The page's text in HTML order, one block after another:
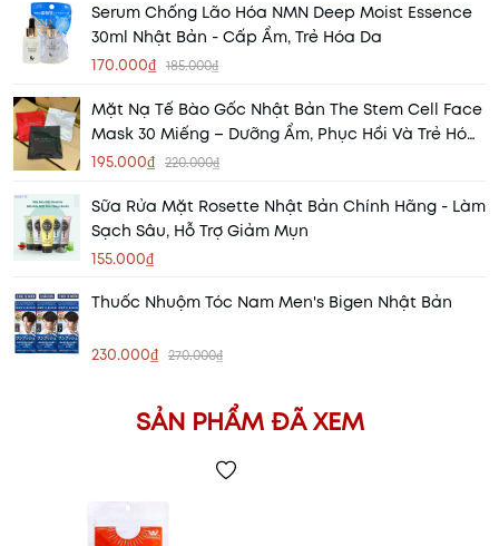
Serum Chống Lão Hóa NMN Deep Moist Essence
30ml Nhật Bản - Cấp Ẩm, Trẻ Hóa Da
170.000₫ 185.000₫
Mặt Nạ Tế Bào Gốc Nhật Bản The Stem Cell Face
Mask 30 Miếng – Dưỡng Ẩm, Phục Hồi Và Trẻ Hóa
Làn Da
195.000₫ 220.000₫
Sữa Rửa Mặt Rosette Nhật Bản Chính Hãng - Làm
Sạch Sâu, Hỗ Trợ Giảm Mụn
155.000₫
Thuốc Nhuộm Tóc Nam Men's Bigen Nhật Bản
230.000₫ 270.000₫
SẢN PHẨM ĐÃ XEM